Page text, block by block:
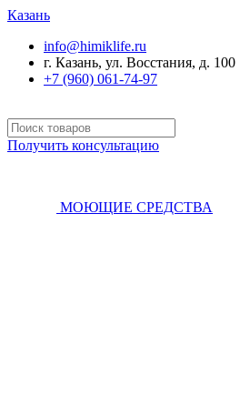
Казань
info@himiklife.ru
г. Казань, ул. Восстания, д. 100
+7 (960) 061-74-97
Получить консультацию
МОЮЩИЕ СРЕДСТВА